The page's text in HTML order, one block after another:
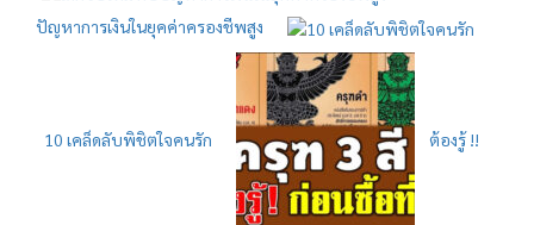
ปัญหาการเงินในยุคค่าครองชีพสูง
10 เคล็ดลับพิชิตใจคนรัก ต้องรู้ !!